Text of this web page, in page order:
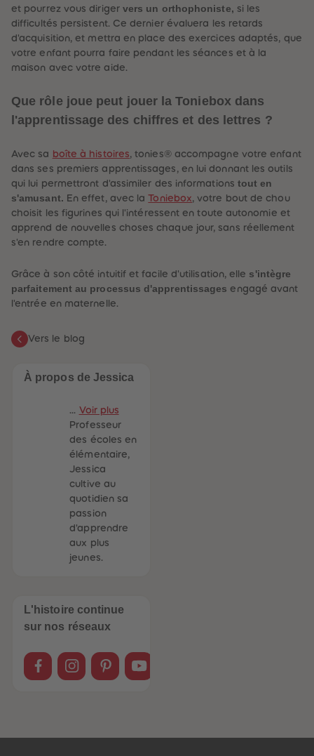
et pourrez vous diriger vers un orthophoniste, si les
difficultés persistent. Ce dernier évaluera les retards
d'acquisition, et mettra en place des exercices adaptés, que
votre enfant pourra faire pendant les séances et à la
maison avec votre aide.
Que rôle joue peut jouer la Toniebox dans
l'apprentissage des chiffres et des lettres ?
Avec sa boîte à histoires, tonies®accompagne votre enfant
dans ses premiers apprentissages, en lui donnant les outils
qui lui permettront d'assimiler des informations tout en
s'amusant. En effet, avec laToniebox, votre bout de chou
choisit les figurines qui l'intéressent en toute autonomie et
apprend de nouvelles choses chaque jour, sans réellement
s'en rendre compte.
Grâce à son côté intuitif et facile d'utilisation, elle s'intègre
parfaitement au processus d'apprentissages engagé avant
l'entrée en maternelle.
Vers le blog
À propos de Jessica
Voir plus
Professeur
des écoles en
élémentaire,
Jessica
cultive au
quotidien sa
passion
d'apprendre
aux plus
jeunes.
L'histoire continue
sur nos réseaux